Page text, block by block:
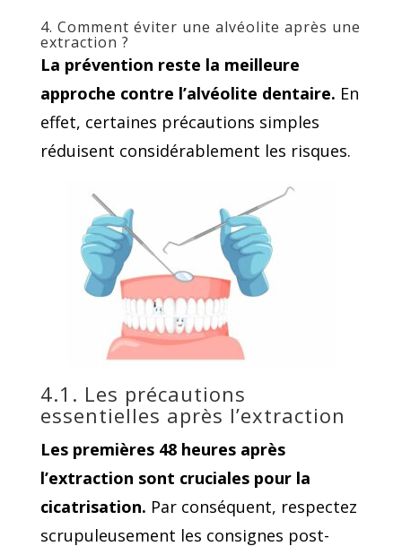
4. Comment éviter une alvéolite après une
extraction ?
La prévention reste la meilleure
approche contre l’alvéolite dentaire. En
effet, certaines précautions simples
réduisent considérablement les risques.
4.1. Les précautions
essentielles après l’extraction
Les premières 48 heures après
l’extraction sont cruciales pour la
cicatrisation. Par conséquent, respectez
scrupuleusement les consignes post-